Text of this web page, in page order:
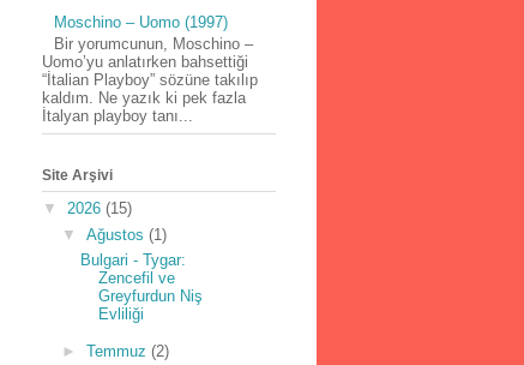
Moschino – Uomo (1997)
Bir yorumcunun, Moschino –
Uomo’yu anlatırken bahsettiği
“İtalian Playboy” sözüne takılıp
kaldım. Ne yazık ki pek fazla
İtalyan playboy tanı...
Site Arşivi
▼ 2026 (15)
▼ Ağustos (1)
Bulgari - Tygar:
Zencefil ve
Greyfurdun Niş
Evliliği
► Temmuz (2)